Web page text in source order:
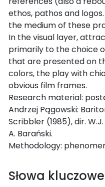
ethos, pathos and
the medium of these
In the visual layer,
primarily to the choice
that are presented on
colors, the play with
obvious film frames.
Research material:
Andrzej Pągowski:
Scribbler (1985), dir.
A. Barański.
Methodology:
Słowa